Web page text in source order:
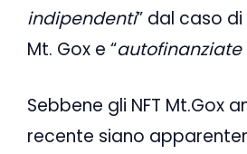
indipendenti” dal caso
Mt. Gox e “autofinanziate
Sebbene gli NFT Mt.Gox
recente siano